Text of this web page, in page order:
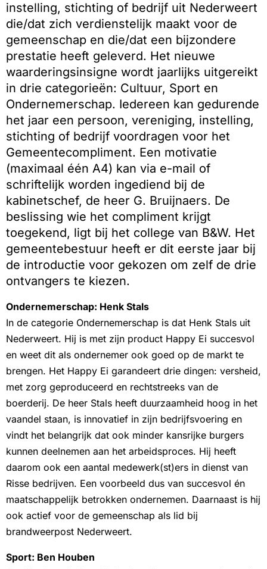
instelling, stichting of bedrijf uit Nederweert
die/dat zich verdienstelijk maakt voor de
gemeenschap en die/dat een bijzondere
prestatie heeft geleverd. Het nieuwe
waarderingsinsigne wordt jaarlijks uitgereikt
in drie categorieën: Cultuur, Sport en
Ondernemerschap. Iedereen kan gedurende
het jaar een persoon, vereniging, instelling,
stichting of bedrijf voordragen voor het
Gemeentecompliment. Een motivatie
(maximaal één A4) kan via e-mail of
schriftelijk worden ingediend bij de
kabinetschef, de heer G. Bruijnaers. De
beslissing wie het compliment krijgt
toegekend, ligt bij het college van B&W. Het
gemeentebestuur heeft er dit eerste jaar bij
de introductie voor gekozen om zelf de drie
ontvangers te kiezen.
Ondernemerschap: Henk Stals
In de categorie Ondernemerschap is dat Henk Stals uit
Nederweert. Hij is met zijn product Happy Ei succesvol
en weet dit als ondernemer ook goed op de markt te
brengen. Het Happy Ei garandeert drie dingen: versheid,
met zorg geproduceerd en rechtstreeks van de
boerderij. De heer Stals heeft duurzaamheid hoog in het
vaandel staan, is innovatief in zijn bedrijfsvoering en
vindt het belangrijk dat ook minder kansrijke burgers
kunnen deelnemen aan het arbeidsproces. Hij heeft
daarom ook een aantal medewerk(st)ers in dienst van
Risse bedrijven. Een voorbeeld dus van succesvol én
maatschappelijk betrokken ondernemen. Daarnaast is hij
ook actief voor de gemeenschap als lid bij
brandweerpost Nederweert.
Sport: Ben Houben